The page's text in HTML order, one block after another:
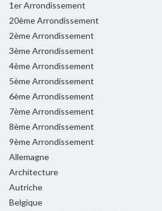
1er Arrondissement
20ème Arrondissement
2ème Arrondissement
3ème Arrondissement
4ème Arrondissement
5ème Arrondissement
6ème Arrondissement
7ème Arrondissement
8ème Arrondissement
9ème Arrondissement
Allemagne
Architecture
Autriche
Belgique